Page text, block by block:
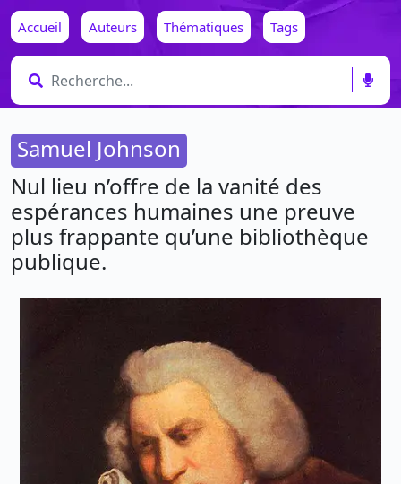
Accueil Auteurs Thématiques Tags
Samuel Johnson
Nul lieu n’offre de la vanité des
espérances humaines une preuve
plus frappante qu’une bibliothèque
publique.